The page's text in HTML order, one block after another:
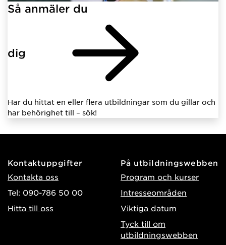
Så anmäler du
dig
Har du hittat en eller flera utbildningar som du gillar och
har behörighet till – sök!
Kontaktuppgifter
Kontakta oss
Tel: 090-786 50 00
Hitta till oss
På utbildningswebben
Program och kurser
Intresseområden
Viktiga datum
Tyck till om
utbildningswebben